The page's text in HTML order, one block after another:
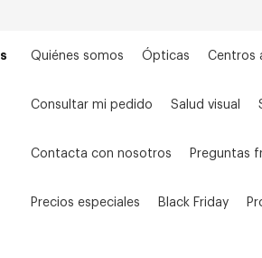
Quiénes somos Ópticas Centros
Consultar mi pedido Salud visual
Contacta con nosotros Preguntas
Precios especiales Black Friday